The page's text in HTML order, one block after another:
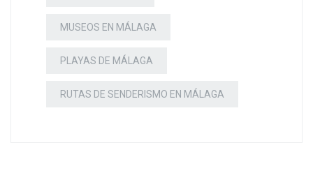
MUSEOS EN MÁLAGA
PLAYAS DE MÁLAGA
RUTAS DE SENDERISMO EN MÁLAGA